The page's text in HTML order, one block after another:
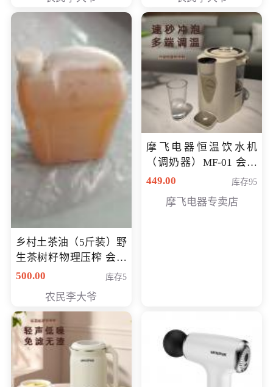
乡村土茶油（5斤装）野
生茶树籽物理压榨 会员
专享价400元
500.00 库存5
农民李大爷
摩飞电器恒温饮水机
（调奶器）MF-01 会员
专享价366元
449.00 库存95
摩飞电器专卖店